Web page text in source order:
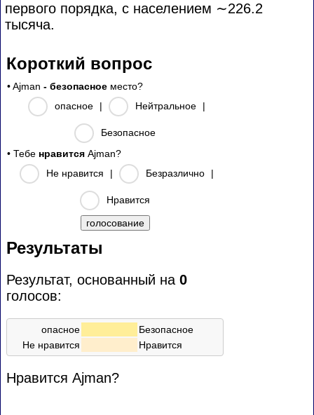
первого порядка, с населением ∼226.2
тысяча.
Короткий вопрос
• Ajman - безопасное место?
опасное
| Нейтральное |
Безопасное
• Тебе нравится Ajman?
Не нравится
| Безразлично |
Нравится
Результаты
Результат, основанный на 0
голосов:
опасное
Безопасное
Не нравится
Нравится
Нравится Ajman?